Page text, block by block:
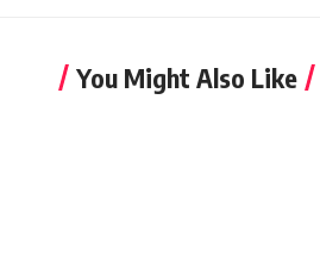
You Might Also Like